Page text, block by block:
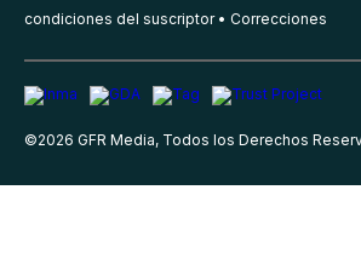
condiciones del suscriptor
Correcciones
©2026 GFR Media, Todos los Derechos